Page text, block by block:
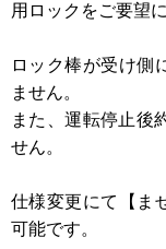
用ロックをご要望
ロック棒が受け側
ません。
また、運転停止後
せん。
仕様変更にて【ま
可能です。